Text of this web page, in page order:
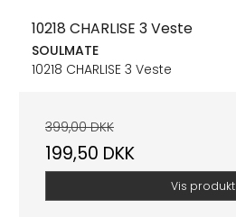
10218 CHARLISE 3 Veste
SOULMATE
10218 CHARLISE 3 Veste
399,00 DKK
199,50 DKK
Vis produkt